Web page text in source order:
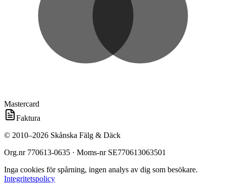
Mastercard
Faktura
© 2010–2026 Skånska Fälg & Däck
Org.nr 770613-0635 · Moms-nr SE770613063501
Inga cookies för spårning, ingen analys av dig som besökare.
Integritetspolicy